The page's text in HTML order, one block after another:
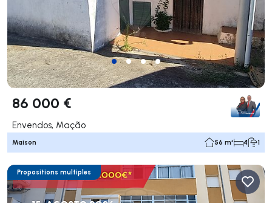
86 000 €
Envendos, Mação
Maison 56 m² 4 1
Propositions multiples